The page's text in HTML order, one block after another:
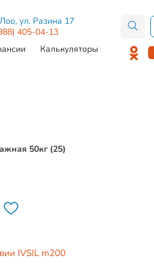
ул. Разина 17
405-04-13
Калькуляторы
50кг (25)
IVSIL m200